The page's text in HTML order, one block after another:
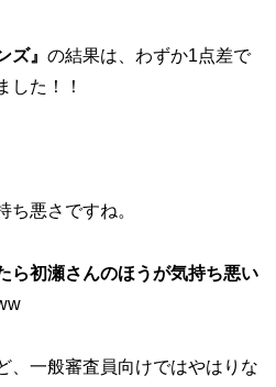
ズ』 の結果は、わずか1点差で
した！！
ち悪さですね。
ら初瀬さんのほうが気持ち悪い
、一般審査員向けではやはりな